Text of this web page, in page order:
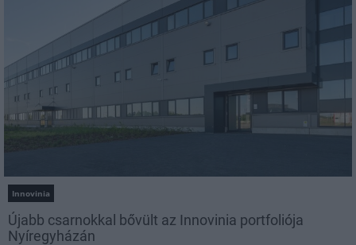
Innovinia
Újabb csarnokkal bővült az Innovinia portfoliója
Nyíregyházán